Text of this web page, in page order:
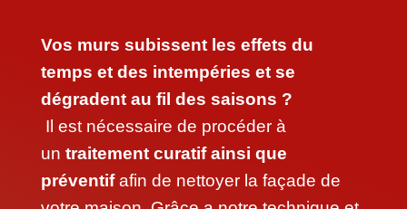
Vos murs subissent les effets du
temps et des intempéries et se
dégradent au fil des saisons ?
Il est nécessaire de procéder à
un traitement curatif ainsi que
préventifafin de nettoyer la façade de